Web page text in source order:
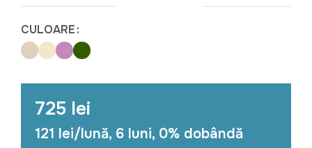
CULOARE
725 lei
121 lei/lună, 6 luni, 0% dobândă